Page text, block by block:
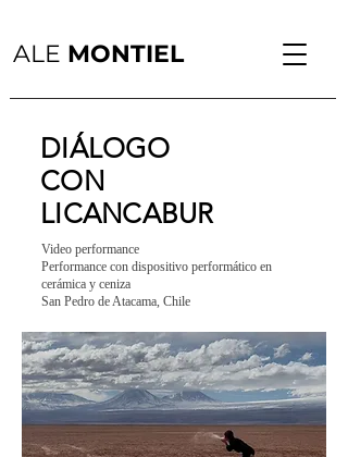
ALE MONTIEL
DIÁLOGO
CON
LICANCABUR
Video performance
Performance con dispositivo performático en
cerámica y ceniza
San Pedro de Atacama, Chile